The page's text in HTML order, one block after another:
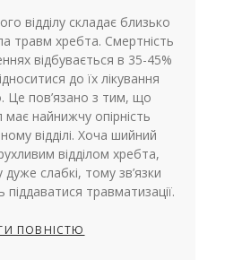
відділу складає близько
травм хребта. Смертність
відбувається в 35-45%
до їх лікування
Це пов’язано з тим, що
найнижчу опірність
відділі. Хоча шийний
відділом хребта,
дуже слабкі, тому зв’язки
травматизації.
ПОВНІСТЮ